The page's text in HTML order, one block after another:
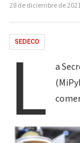
28 de diciembre de
SEDECO
L
a